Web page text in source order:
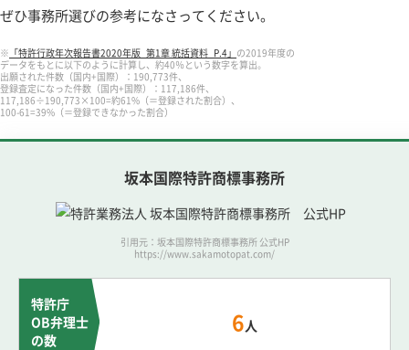
ぜひ事務所選びの参考になさってください。
※ 「特許行政年次報告書2020年版_第1章 統括資料_P.4」 の2019年度の
データをもとに以下のように計算し、約40％という数字を算出。
出願された件数（国内+国際）：190,773件、
登録査定になった件数（国内+国際）：117,186件、
117,186÷190,773×100=約61%（＝登録された割合）、
100-61=39%（＝登録できなかった割合）
坂本国際特許商標事務所
引用元：坂本国際特許商標事務所 公式HP
https://www.sakamotopat.com/
特許庁
OB弁理士
の数
6人